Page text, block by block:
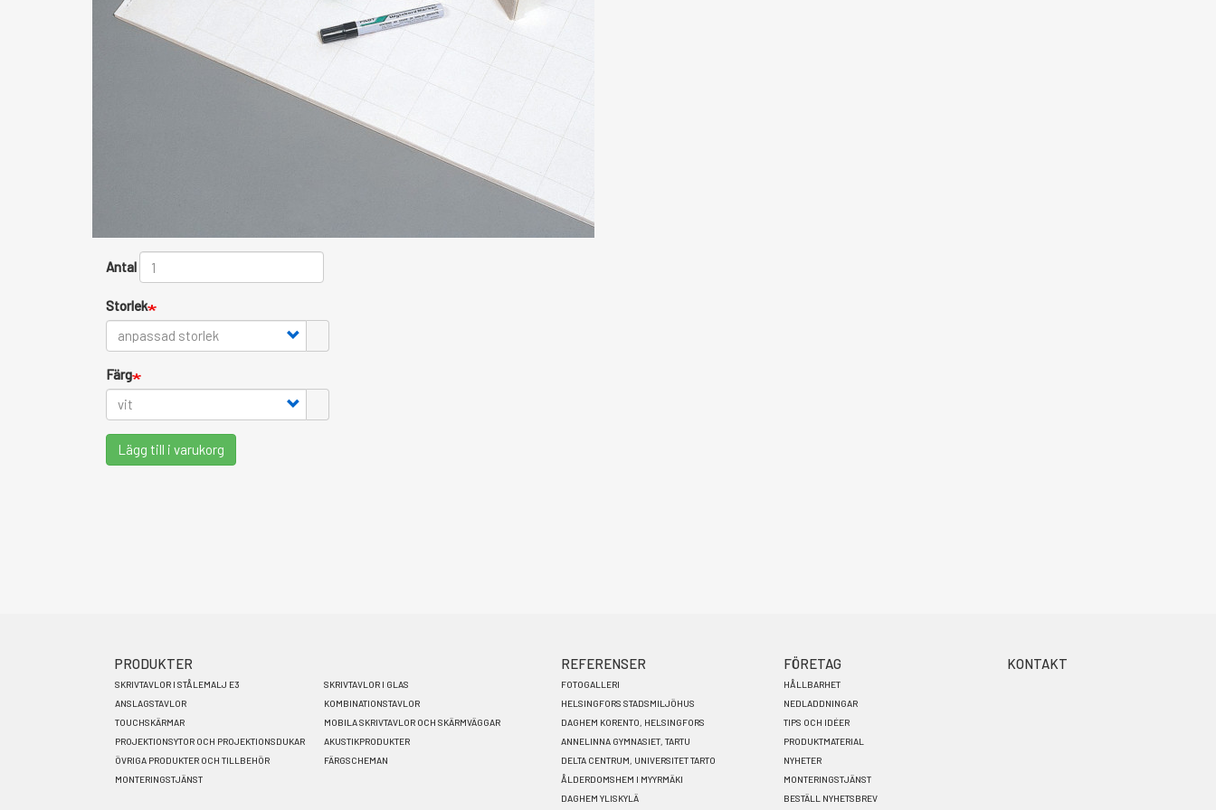
Antal
Storlek
Färg
Lägg till i varukorg
Footer
menu
SV
PRODUKTER
SKRIVTAVLOR I STÅLEMALJ E3
SKRIVTAVLOR I GLAS
ANSLAGSTAVLOR
KOMBINATIONSTAVLOR
TOUCHSKÄRMAR
MOBILA SKRIVTAVLOR OCH SKÄRMVÄGGAR
PROJEKTIONSYTOR OCH PROJEKTIONSDUKAR
AKUSTIKPRODUKTER
ÖVRIGA PRODUKTER OCH TILLBEHÖR
FÄRGSCHEMAN
MONTERINGSTJÄNST
REFERENSER
FOTOGALLERI
HELSINGFORS STADSMILJÖHUS
DAGHEM KORENTO, HELSINGFORS
ANNELINNA GYMNASIET, TARTU
DELTA CENTRUM, UNIVERSITET TARTO
ÅLDERDOMSHEM I MYYRMÄKI
DAGHEM YLISKYLÄ
FÖRETAG
HÅLLBARHET
NEDLADDNINGAR
TIPS OCH IDÉER
PRODUKTMATERIAL
NYHETER
MONTERINGSTJÄNST
BESTÄLL NYHETSBREV
KONTAKT